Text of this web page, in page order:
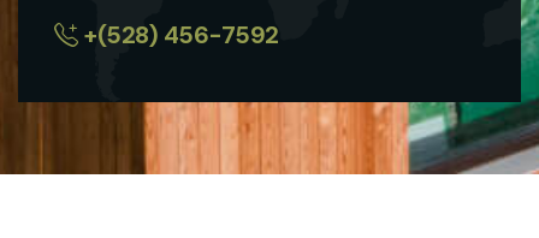
+(528) 456-7592